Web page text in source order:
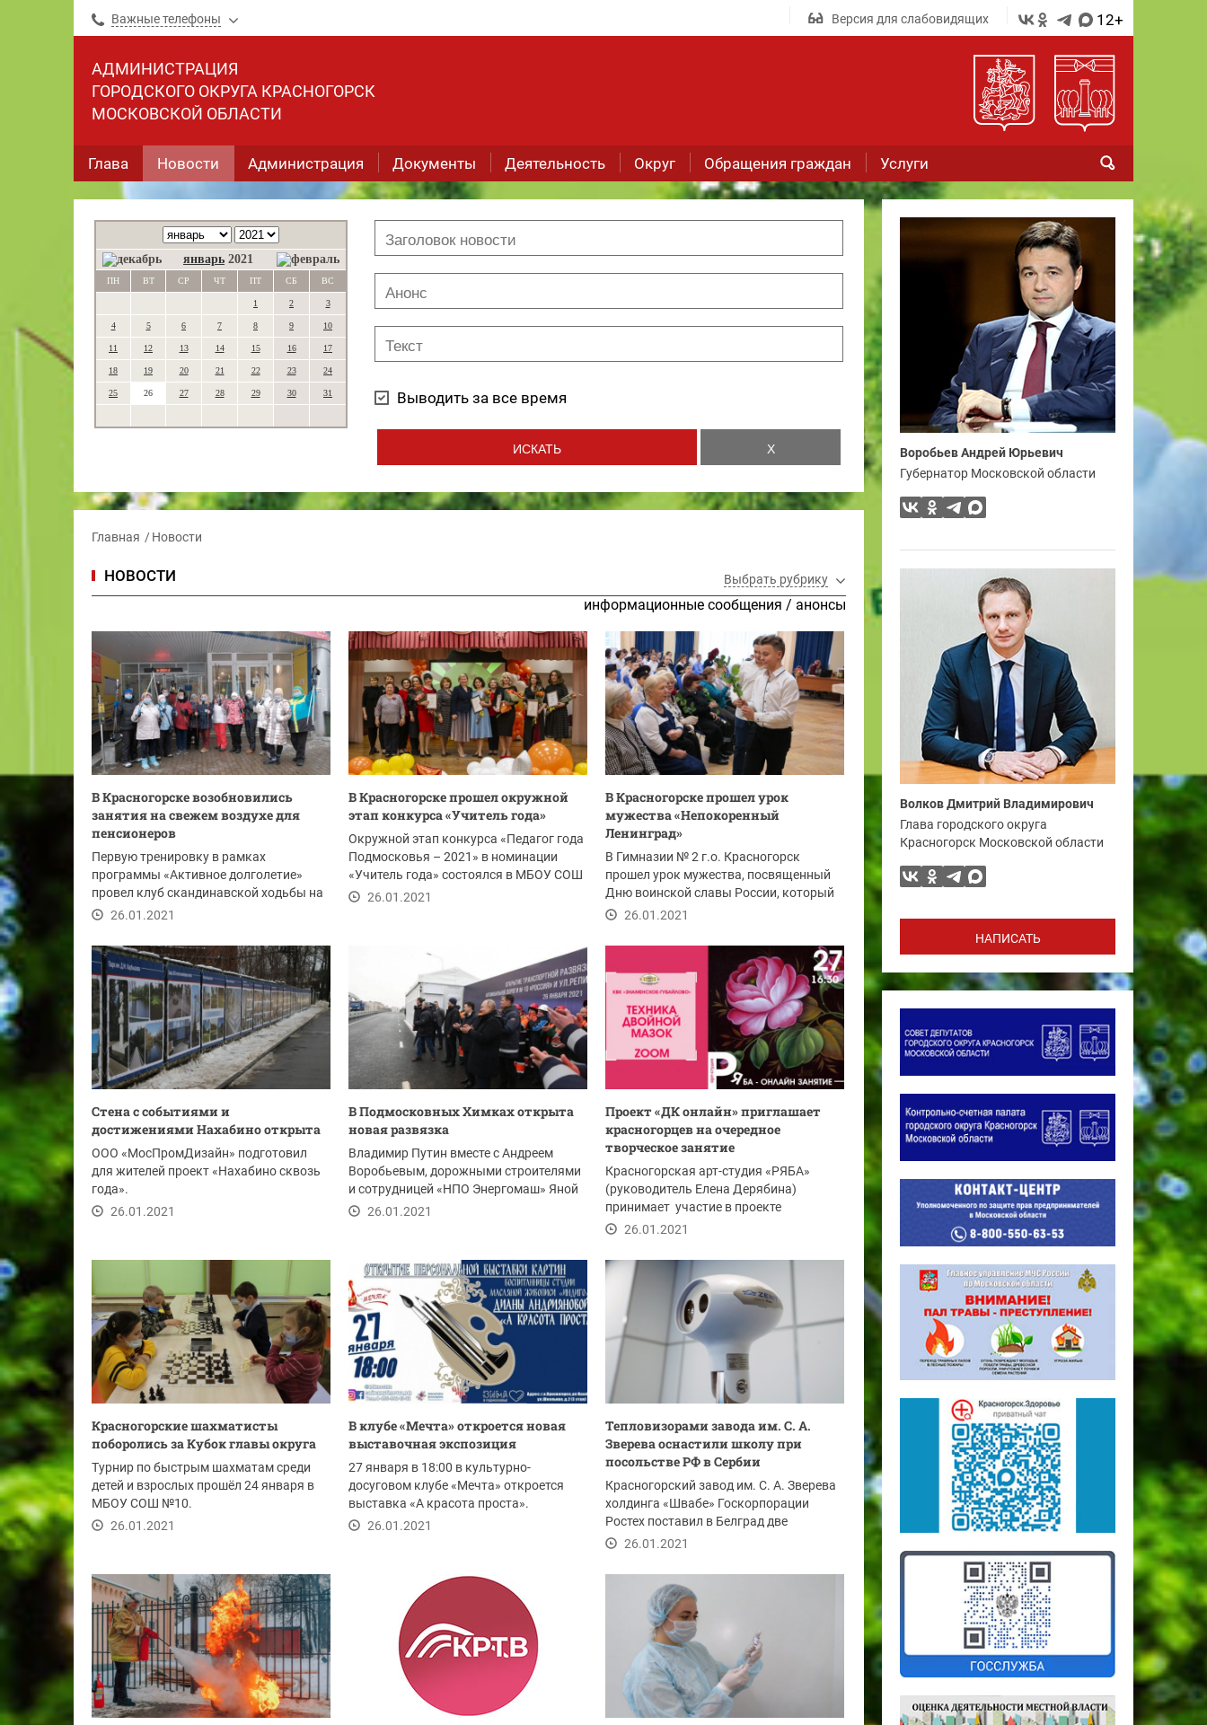
Важные телефоны Версия для слабовидящих 12+
АДМИНИСТРАЦИЯ
ГОРОДСКОГО ОКРУГА КРАСНОГОРСК
МОСКОВСКОЙ ОБЛАСТИ
Глава Новости Администрация Документы Деятельность Округ Обращения граждан Услуги
январь 2021
ПН ВТ СР ЧТ ПТ СБ ВС
1 2 3
4 5 6 7 8 9 10
11 12 13 14 15 16 17
18 19 20 21 22 23 24
25 26 27 28 29 30 31 Выводить за все время
Главная Новости
НОВОСТИ Выбрать рубрику
информационные сообщения / анонсы
В Красногорске возобновились
занятия на свежем воздухе для
пенсионеров
Первую тренировку в рамках
программы «Активное долголетие»
провел клуб скандинавской ходьбы на
базе Красногорского...
26.01.2021
В Красногорске прошел окружной
этап конкурса «Учитель года»
Окружной этап конкурса «Педагог года
Подмосковья – 2021» в номинации
«Учитель года» состоялся в МБОУ СОШ
№ 10 во...
26.01.2021
В Красногорске прошел урок
мужества «Непокоренный
Ленинград»
В Гимназии № 2 г.о. Красногорск
прошел урок мужества, посвященный
Дню воинской славы России, который
отмечается 27...
26.01.2021
Стена с событиями и
достижениями Нахабино открыта
ООО «МосПромДизайн» подготовил
для жителей проект «Нахабино сквозь
года».
26.01.2021
В Подмосковных Химках открыта
новая развязка
Владимир Путин вместе с Андреем
Воробьевым, дорожными строителями
и сотрудницей «НПО Энергомаш» Яной
Лопуховой...
26.01.2021
Проект «ДК онлайн» приглашает
красногорцев на очередное
творческое занятие
Красногорская арт-студия «РЯБА»
(руководитель Елена Дерябина)
принимает участие в проекте
министерства культуры...
26.01.2021
Красногорские шахматисты
поборолись за Кубок главы округа
Турнир по быстрым шахматам среди
детей и взрослых прошёл 24 января в
МБОУ СОШ №10.
26.01.2021
В клубе «Мечта» откроется новая
выставочная экспозиция
27 января в 18:00 в культурно-
досуговом клубе «Мечта» откроется
выставка «А красота проста».
26.01.2021
Тепловизорами завода им. С. А.
Зверева оснастили школу при
посольстве РФ в Сербии
Красногорский завод им. С. А. Зверева
холдинга «Швабе» Госкорпорации
Ростех поставил в Белград две
инфракрасные...
26.01.2021
Воробьев Андрей Юрьевич
Губернатор Московской области
Волков Дмитрий Владимирович
Глава городского округа
Красногорск Московской области
НАПИСАТЬ